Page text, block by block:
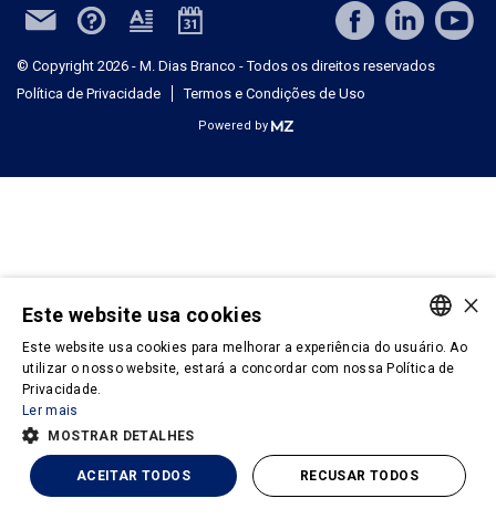
© Copyright 2026 - M. Dias Branco - Todos os direitos reservados
Política de Privacidade
Termos e Condições de Uso
Powered by
PORTUGUESE
×
Este website usa cookies
Este website usa cookies para melhorar a experiência do usuário. Ao
utilizar o nosso website, estará a concordar com nossa Política de
Privacidade.
Ler mais
MOSTRAR DETALHES
ACEITAR TODOS RECUSAR TODOS